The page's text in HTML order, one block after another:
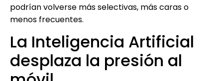
podrían volverse más selectivas, más caras o
menos frecuentes.
La Inteligencia Artificial
desplaza la presión al